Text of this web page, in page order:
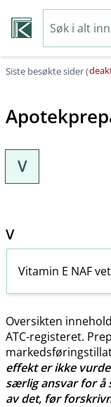
Siste besøkte sider (
V
V
Vitamin E NAF
Oversikten
ATC-registeret.
effekt er ikke
særlig ansvar for å
av det, før